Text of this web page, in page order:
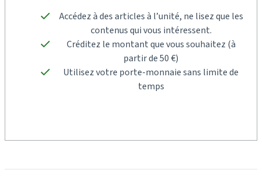
Accédez à des articles à l’unité, ne lisez que les
contenus qui vous intéressent.
Créditez le montant que vous souhaitez (à
partir de 50 €)
Utilisez votre porte-monnaie sans limite de
temps